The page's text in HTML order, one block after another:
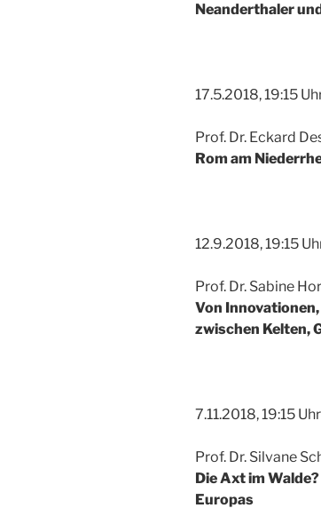
Neanderthaler
17.5.2018, 19:15
Prof. Dr. Eckard
Rom am
12.9.2018, 19:15
Prof. Dr. Sabine
Von
zwischen Kelten,
7.11.2018, 19:15 Uhr
Prof. Dr. Silvane
Die Axt im
Europas